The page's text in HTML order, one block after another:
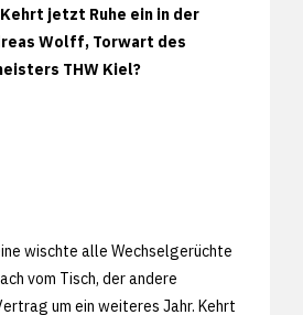
jetzt Ruhe ein in der
Wolff, Torwart des
THW Kiel?
wischte alle Wechselgerüchte
vom Tisch, der andere
um ein weiteres Jahr. Kehrt